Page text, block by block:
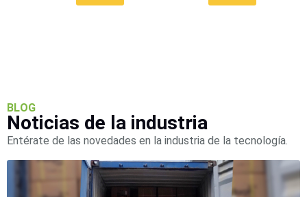
BLOG
Noticias de la industria
Entérate de las novedades en la industria de la tecnología.